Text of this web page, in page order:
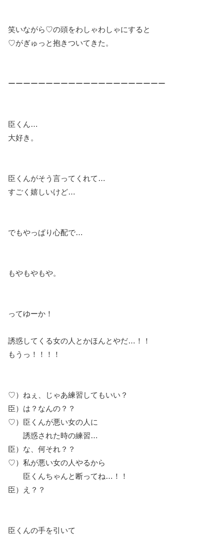
笑いながら♡の頭をわしゃわしゃにすると
♡がぎゅっと抱きついてきた。
ーーーーーーーーーーーーーーーーーーーーー
臣くん…
大好き。
臣くんがそう言ってくれて…
すごく嬉しいけど…
でもやっぱり心配で…
もやもやもや。
ってゆーか！
誘惑してくる女の人とかほんとやだ…！！
もうっ！！！！
♡）ねぇ、じゃあ練習してもいい？
臣）は？なんの？？
♡）臣くんが悪い女の人に
誘惑された時の練習…
臣）な、何それ？？
♡）私が悪い女の人やるから
臣くんちゃんと断ってね…！！
臣）え？？
臣くんの手を引いて